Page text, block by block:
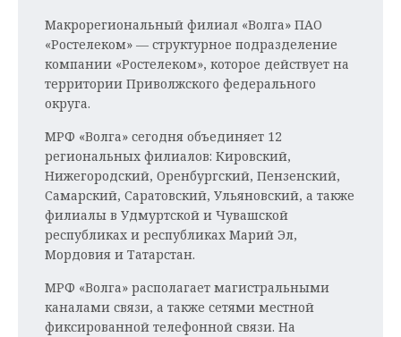
Макрорегиональный филиал «Волга» ПАО
«Ростелеком» — структурное подразделение
компании «Ростелеком», которое действует на
территории Приволжского федерального
округа.
МРФ «Волга» сегодня объединяет 12
региональных филиалов: Кировский,
Нижегородский, Оренбургский, Пензенский,
Самарский, Саратовский, Ульяновский, а также
филиалы в Удмуртской и Чувашской
республиках и республиках Марий Эл,
Мордовия и Татарстан.
МРФ «Волга» располагает магистральными
каналами связи, а также сетями местной
фиксированной телефонной связи. На